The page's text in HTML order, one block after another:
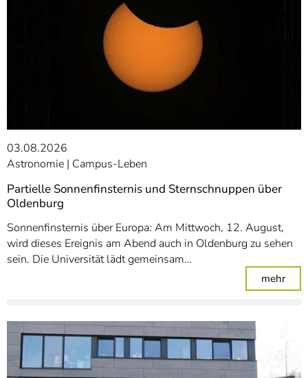
03.08.2026
Astronomie Campus-Leben
Partielle Sonnenfinsternis und Sternschnuppen über
Oldenburg
Sonnenfinsternis über Europa: Am Mittwoch, 12. August,
wird dieses Ereignis am Abend auch in Oldenburg zu sehen
sein. Die Universität lädt gemeinsam…
mehr: